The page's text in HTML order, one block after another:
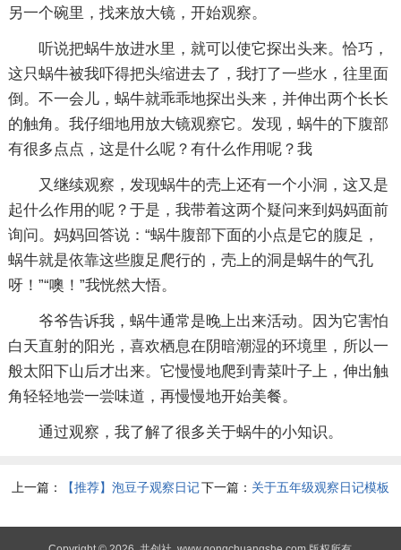
另一个碗里，找来放大镜，开始观察。
听说把蜗牛放进水里，就可以使它探出头来。恰巧，
这只蜗牛被我吓得把头缩进去了，我打了一些水，往里面
倒。不一会儿，蜗牛就乖乖地探出头来，并伸出两个长长
的触角。我仔细地用放大镜观察它。发现，蜗牛的下腹部
有很多点点，这是什么呢？有什么作用呢？我
又继续观察，发现蜗牛的壳上还有一个小洞，这又是
起什么作用的呢？于是，我带着这两个疑问来到妈妈面前
询问。妈妈回答说：“蜗牛腹部下面的小点是它的腹足，
蜗牛就是依靠这些腹足爬行的，壳上的洞是蜗牛的气孔
呀！”“噢！”我恍然大悟。
爷爷告诉我，蜗牛通常是晚上出来活动。因为它害怕
白天直射的阳光，喜欢栖息在阴暗潮湿的环境里，所以一
般太阳下山后才出来。它慢慢地爬到青菜叶子上，伸出触
角轻轻地尝一尝味道，再慢慢地开始美餐。
通过观察，我了解了很多关于蜗牛的小知识。
上一篇：
【推荐】泡豆子观察日记下一篇： 关于五年级观察日记模板